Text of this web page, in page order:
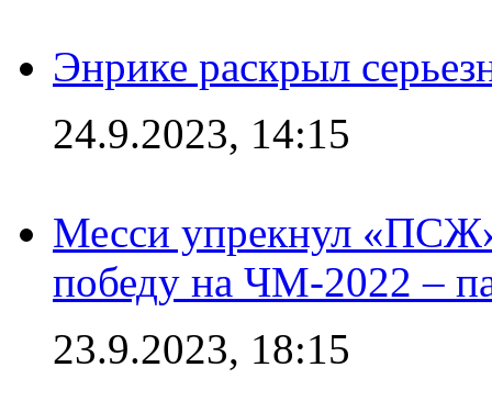
Энрике раскрыл
24.9.2023, 14:15
Месси упрекнул «ПСЖ»
победу на ЧМ-2022 –
23.9.2023, 18:15